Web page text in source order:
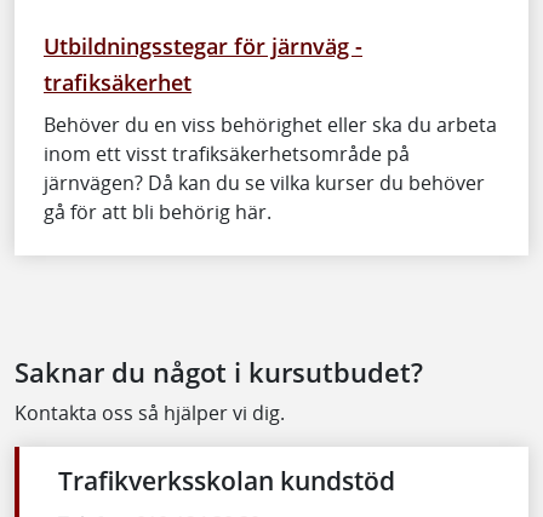
Utbildningsstegar för järnväg -
trafiksäkerhet
Behöver du en viss behörighet eller ska du arbeta
inom ett visst trafiksäkerhetsområde på
järnvägen? Då kan du se vilka kurser du behöver
gå för att bli behörig här.
Saknar du något i kursutbudet?
Kontakta oss så hjälper vi dig.
Trafikverksskolan kundstöd